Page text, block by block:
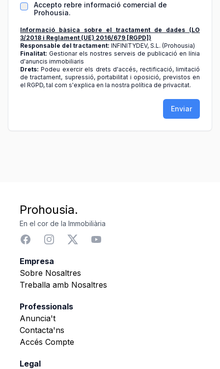
Accepto rebre informació comercial de
Prohousia.
Informació bàsica sobre el tractament de dades (LO
3/2018 i Reglament (UE) 2016/679 [RGPD])
Responsable del tractament: INFINITYDEV, S.L. (Prohousia)
Finalitat: Gestionar els nostres serveis de publicació en línia
d'anuncis immobiliaris
Drets: Podeu exercir els drets d'accés, rectificació, limitació
de tractament, supressió, portabilitat i oposició, previstos en
el RGPD, tal com s'explica en la nostra política de privacitat.
Enviar
Prohousia.
En el cor de la Immobiliària
Empresa
Sobre Nosaltres
Treballa amb Nosaltres
Professionals
Anuncia't
Contacta'ns
Accés Compte
Legal